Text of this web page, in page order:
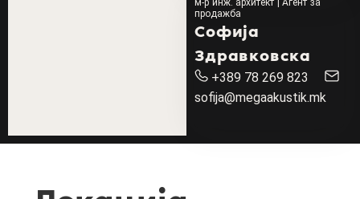
продажба
Софија
Здравковска
+389 78 269 823
sofija@megaakustik.mk